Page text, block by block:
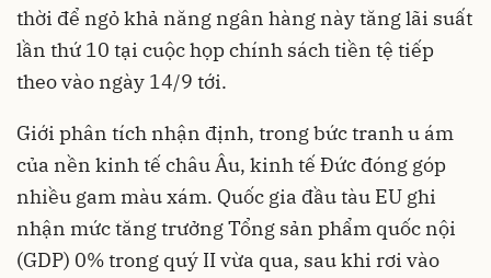
thời để ngỏ khả năng ngân hàng này tăng lãi suất
lần thứ 10 tại cuộc họp chính sách tiền tệ tiếp
theo vào ngày 14/9 tới.
Giới phân tích nhận định, trong bức tranh u ám
của nền kinh tế châu Âu, kinh tế Đức đóng góp
nhiều gam màu xám. Quốc gia đầu tàu EU ghi
nhận mức tăng trưởng Tổng sản phẩm quốc nội
(GDP) 0% trong quý II vừa qua, sau khi rơi vào